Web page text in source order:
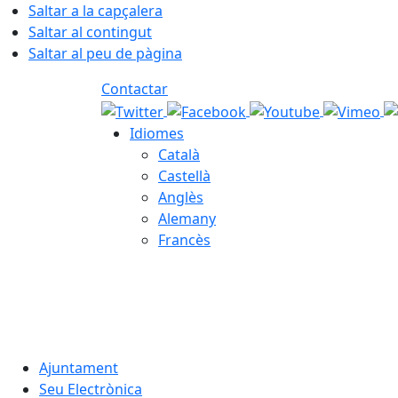
Saltar a la capçalera
Saltar al contingut
Saltar al peu de pàgina
Contactar
Idiomes
Català
Castellà
Anglès
Alemany
Francès
Ajuntament
Seu Electrònica